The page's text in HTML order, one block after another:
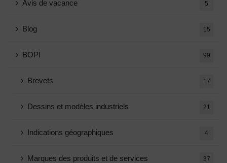
Avis de vacance 5
Blog 15
BOPI 99
Brevets 17
Dessins et modèles industriels 21
Indications géographiques 4
Marques des produits et de services 37